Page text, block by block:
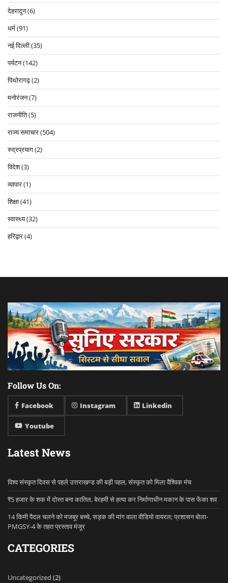
देहरादून(6)
धर्म(91)
नई दिल्ली(35)
पर्यटन(142)
पिथोरागढ़(2)
मनोरंजन(7)
राजनीति(5)
राज्य समाचार(504)
रुद्रप्रयाग(2)
विदेश(3)
व्यापार(1)
शिक्षा(41)
स्वास्थ्य(32)
हरिद्वार(4)
Follow Us On:
Facebook Instagram Linkedin
Youtube
Latest News
विश्व संस्कृत दिवस से पहले उत्तराखण्ड की बड़ी पहल, संस्कृत को मिला वैश्विक मंच
₹5 हजार के शक में दोस्त बना कातिल, बेरहमी से हत्या कर निर्माणाधीन मकान के पास फेंका शव
14 किमी पैदल चलने को मजबूर बच्चे, सड़क की मांग वाला वीडियो वायरल; प्रशासन बोला-
PMGSY-4 के तहत प्रस्ताव मंजूर
CATEGORIES
Uncategorized (2)